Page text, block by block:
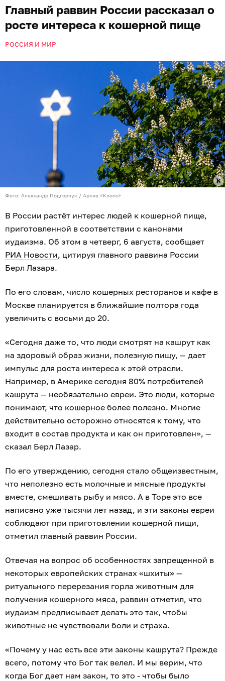
Главный раввин России рассказал о
росте интереса к кошерной пище
РОССИЯ И МИР
Фото: Александр Подгорчук / Архив «Клопс»
В России растёт интерес людей к кошерной пище,
приготовленной в соответствии с канонами
иудаизма. Об этом в четверг, 6 августа, сообщает
РИА Новости, цитируя главного раввина России
Берл Лазара.
По его словам, число кошерных ресторанов и кафе в
Москве планируется в ближайшие полтора года
увеличить с восьми до 20.
«Сегодня даже то, что люди смотрят на кашрут как
на здоровый образ жизни, полезную пищу, — дает
импульс для роста интереса к этой отрасли.
Например, в Америке сегодня 80% потребителей
кашрута — необязательно евреи. Это люди, которые
понимают, что кошерное более полезно. Многие
действительно осторожно относятся к тому, что
входит в состав продукта и как он приготовлен», —
сказал Берл Лазар.
По его утверждению, сегодня стало общеизвестным,
что неполезно есть молочные и мясные продукты
вместе, смешивать рыбу и мясо. А в Торе это все
написано уже тысячи лет назад, и эти законы евреи
соблюдают при приготовлении кошерной пищи,
отметил главный раввин России.
Отвечая на вопрос об особенностях запрещенной в
некоторых европейских странах «шхиты» —
ритуального перерезания горла животным для
получения кошерного мяса, раввин отметил, что
иудаизм предписывает делать это так, чтобы
животные не чувствовали боли и страха.
«Почему у нас есть все эти законы кашрута? Прежде
всего, потому что Бог так велел. И мы верим, что
когда Бог дает нам закон, то это - чтобы было